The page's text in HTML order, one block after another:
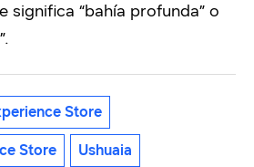
significa “bahía profunda” o
Store
Store Ushuaia